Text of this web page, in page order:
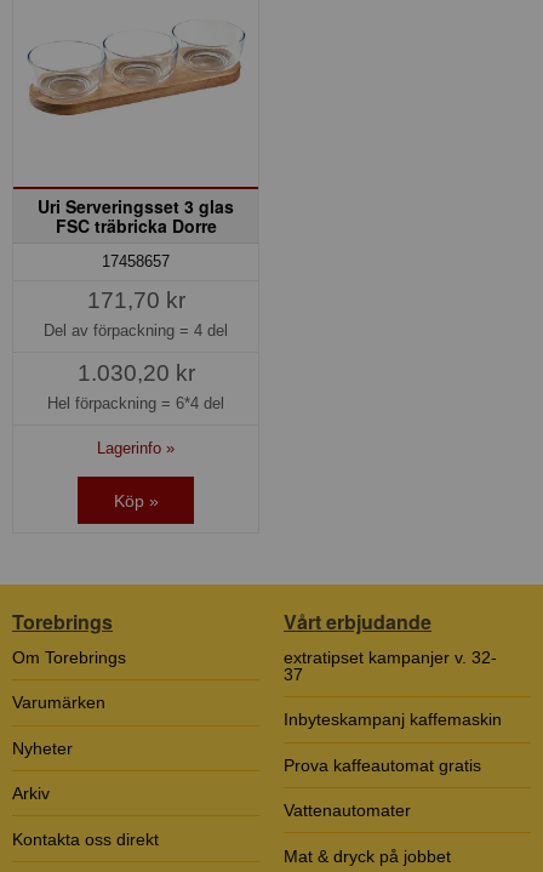
Uri Serveringsset 3 glas
FSC träbricka Dorre
17458657
171,70 kr
Del av förpackning = 4 del
1.030,20 kr
Hel förpackning = 6*4 del
Lagerinfo »
Köp »
Torebrings
Om Torebrings
Varumärken
Nyheter
Arkiv
Kontakta oss direkt
Vårt erbjudande
extratipset kampanjer v. 32-
37
Inbyteskampanj kaffemaskin
Prova kaffeautomat gratis
Vattenautomater
Mat & dryck på jobbet